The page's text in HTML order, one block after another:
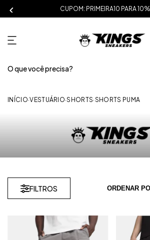
CUPOM: PRIMEIRA10 PARA
INÍCIO·VESTUÁRIO·SHORTS·SHORTS PUMA
FILTROS ORDENAR